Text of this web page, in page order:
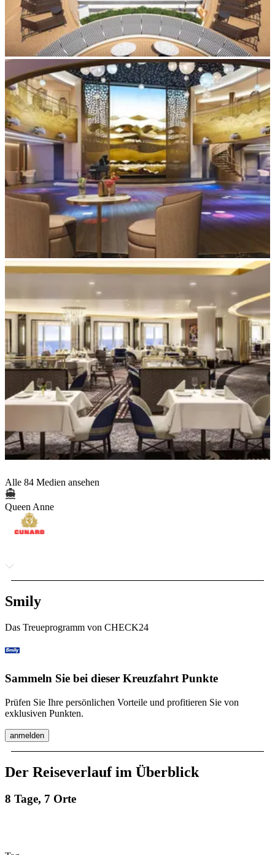
Alle 84 Medien ansehen
Queen Anne
Smily
Das Treueprogramm von CHECK24
Sammeln Sie bei dieser Kreuzfahrt Punkte
Prüfen Sie Ihre persönlichen Vorteile und profitieren Sie von
exklusiven Punkten.
anmelden
Der Reiseverlauf im Überblick
8 Tage, 7 Orte